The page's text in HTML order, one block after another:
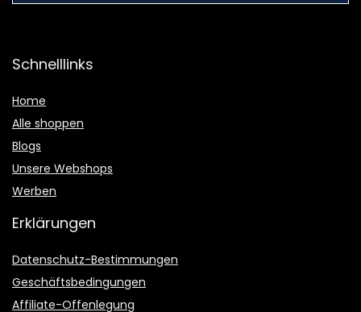
Schnelllinks
Home
Alle shoppen
Blogs
Unsere Webshops
Werben
Erklärungen
Datenschutz-Bestimmungen
Geschäftsbedingungen
Affiliate-Offenlegung